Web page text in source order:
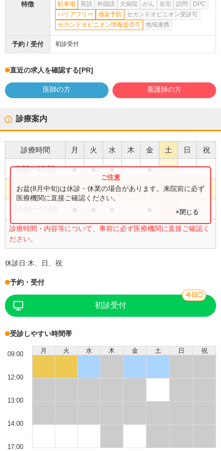
特徴
駐車場
英語 外国語 大病院 がん 在宅 訪問
DPC
バリアフリー
感染予防
セカンドオピニオン受診可
セカンドオピニオン情報提供可
地域連携
予約 / 受付 初診受付
直近の求人を確認する[PR]
医師の方 看護師の方
診療案内
診療時間 月 火 水 木 金 土 日 祝
9:00〜12:00 ● ● ● ●
9:00〜13:00 ●
診療時間・内容等について、事前に必ず医療機関に直接ご確認く
ださい。
お盆(8月中旬)は休診・休業の場合があります。来院前に必ず
医療機関に直接ご確認ください。
×閉じる
休診日:木、日、祝
予約・受付
初診受付
今日◯
受診しやすい時間帯
月 火 水 木 金 土 日 祝
09:00
12:00
13:00
14:00
17:00